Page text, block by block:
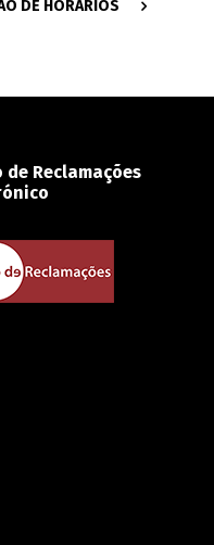
DE HORÁRIOS
de Reclamações